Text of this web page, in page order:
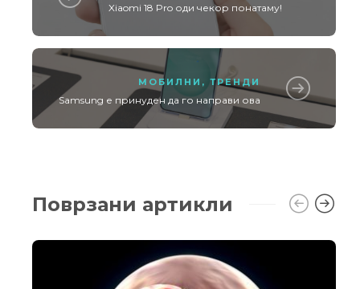
Xiaomi 18 Pro оди чекор понатаму!
МОБИЛНИ , ТРЕНДИ
Samsung е принуден да го направи ова
Поврзани артикли